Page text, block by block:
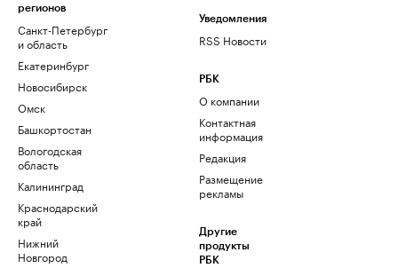
регионов
Санкт-Петербург
и область
Екатеринбург
Новосибирск
Омск
Башкортостан
Вологодская
область
Калининград
Краснодарский
край
Нижний
Новгород
Уведомления
RSS Новости
РБК
О компании
Контактная
информация
Редакция
Размещение
рекламы
Другие
продукты
РБК